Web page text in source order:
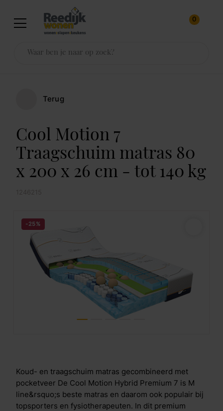
0
Terug
Cool Motion 7
Traagschuim matras 80
x 200 x 26 cm - tot 140 kg
-25%
Koud- en traagschuim matras gecombineerd met
pocketveer De Cool Motion Hybrid Premium 7 is M
line&rsquo;s beste matras en daarom ook populair bij
topsporters en fysiotherapeuten. In dit premium